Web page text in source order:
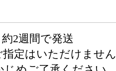
2週間で発送
指定はいただけません